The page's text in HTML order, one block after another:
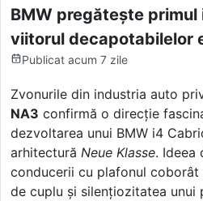
BMW pregătește
viitorul decapotabilelor
Publicat acum 7 zile
Zvonurile din industria auto
NA3 confirmă o direcție
dezvoltarea unui BMW i4
arhitectură Neue Klasse. Ideea
conducerii cu plafonul coborât
de cuplu și silențiozitatea unui